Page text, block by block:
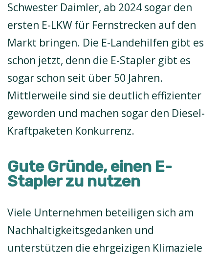
Schwester Daimler, ab 2024 sogar den
ersten E-LKW für Fernstrecken auf den
Markt bringen. Die E-Landehilfen gibt es
schon jetzt, denn die E-Stapler gibt es
sogar schon seit über 50 Jahren.
Mittlerweile sind sie deutlich effizienter
geworden und machen sogar den Diesel-
Kraftpaketen Konkurrenz.
Gute Gründe, einen E-
Stapler zu nutzen
Viele Unternehmen beteiligen sich am
Nachhaltigkeitsgedanken und
unterstützen die ehrgeizigen Klimaziele